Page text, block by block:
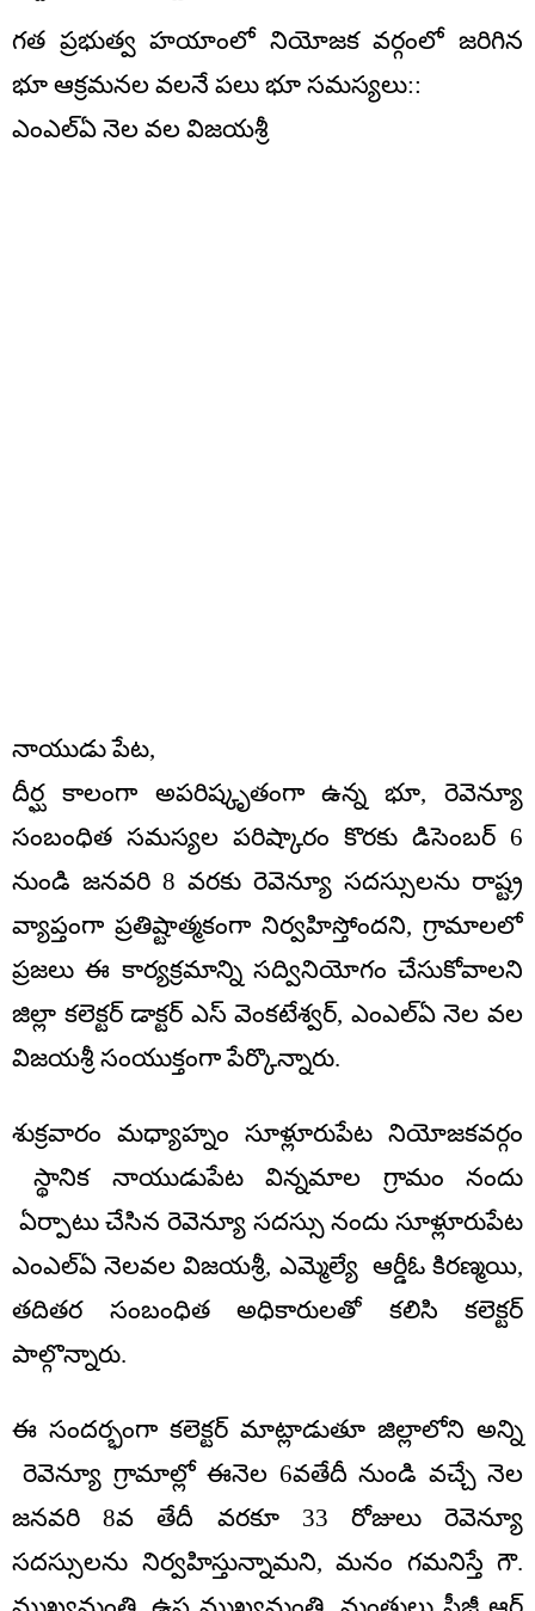
గత ప్రభుత్వ హయాంలో నియోజక వర్గంలో జరిగిన
భూ ఆక్రమనల వలనే పలు భూ సమస్యలు::
ఎంఎల్ఏ నెల వల విజయశ్రీ
నాయుడు పేట,
దీర్ఘ కాలంగా అపరిష్కృతంగా ఉన్న భూ, రెవెన్యూ
సంబంధిత సమస్యల పరిష్కారం కొరకు డిసెంబర్ 6
నుండి జనవరి 8 వరకు రెవెన్యూ సదస్సులను రాష్ట్ర
వ్యాప్తంగా ప్రతిష్టాత్మకంగా నిర్వహిస్తోందని, గ్రామాలలో
ప్రజలు ఈ కార్యక్రమాన్ని సద్వినియోగం చేసుకోవాలని
జిల్లా కలెక్టర్ డాక్టర్ ఎస్ వెంకటేశ్వర్, ఎంఎల్ఏ నెల వల
విజయశ్రీ సంయుక్తంగా పేర్కొన్నారు.
శుక్రవారం మధ్యాహ్నం సూళ్లూరుపేట నియోజకవర్గం
స్థానిక నాయుడుపేట విన్నమాల గ్రామం నందు
ఏర్పాటు చేసిన రెవెన్యూ సదస్సు నందు సూళ్లూరుపేట
ఎంఎల్ఏ నెలవల విజయశ్రీ, ఎమ్మెల్యే ఆర్డీఓ కిరణ్మయి,
తదితర సంబంధిత అధికారులతో కలిసి కలెక్టర్
పాల్గొన్నారు.
ఈ సందర్భంగా కలెక్టర్ మాట్లాడుతూ జిల్లాలోని అన్ని
రెవెన్యూ గ్రామాల్లో ఈనెల 6వతేదీ నుండి వచ్చే నెల
జనవరి 8వ తేదీ వరకూ 33 రోజులు రెవెన్యూ
సదస్సులను నిర్వహిస్తున్నామని, మనం గమనిస్తే గౌ.